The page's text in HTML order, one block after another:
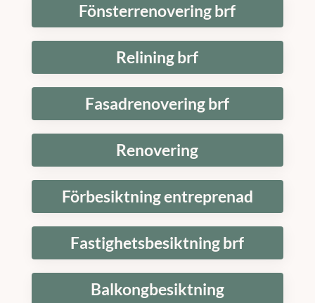
Fönsterrenovering brf
Relining brf
Fasadrenovering brf
Renovering
Förbesiktning entreprenad
Fastighetsbesiktning brf
Balkongbesiktning